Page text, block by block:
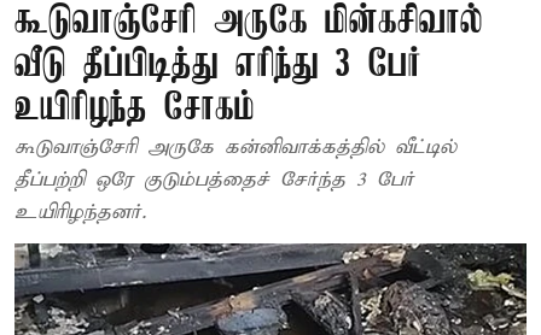
கூடுவாஞ்சேரி அருகே மின்கசிவால்
வீடு தீப்பிடித்து எரிந்து 3 பேர்
உயிரிழந்த சோகம்
கூடுவாஞ்சேரி அருகே கன்னிவாக்கத்தில் வீட்டில்
தீப்பற்றி ஒரே குடும்பத்தைச் சேர்ந்த 3 பேர்
உயிரிழந்தனர்.